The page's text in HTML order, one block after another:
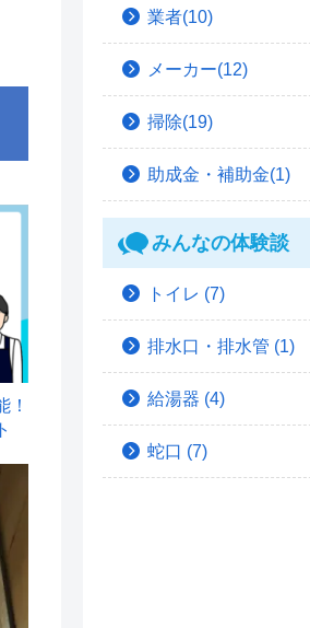
！
業者(10)
メーカー(12)
掃除(19)
助成金・補助金(1)
みんなの体験談
トイレ (7)
排水口・排水管 (1)
給湯器 (4)
蛇口 (7)